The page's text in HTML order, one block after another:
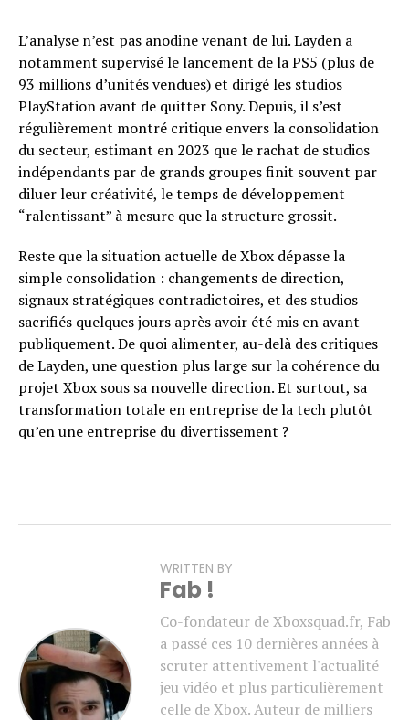
L’analyse n’est pas anodine venant de lui. Layden a
notamment supervisé le lancement de la PS5 (plus de
93 millions d’unités vendues) et dirigé les studios
PlayStation avant de quitter Sony. Depuis, il s’est
régulièrement montré critique envers la consolidation
du secteur, estimant en 2023 que le rachat de studios
indépendants par de grands groupes finit souvent par
diluer leur créativité, le temps de développement
“ralentissant” à mesure que la structure grossit.
Reste que la situation actuelle de Xbox dépasse la
simple consolidation : changements de direction,
signaux stratégiques contradictoires, et des studios
sacrifiés quelques jours après avoir été mis en avant
publiquement. De quoi alimenter, au-delà des critiques
de Layden, une question plus large sur la cohérence du
projet Xbox sous sa nouvelle direction. Et surtout, sa
transformation totale en entreprise de la tech plutôt
qu’en une entreprise du divertissement ?
WRITTEN BY
Fab !
Co-fondateur de Xboxsquad.fr, Fab
a passé ces 10 dernières années à
scruter attentivement l'actualité
jeu vidéo et plus particulièrement
celle de Xbox. Auteur de milliers